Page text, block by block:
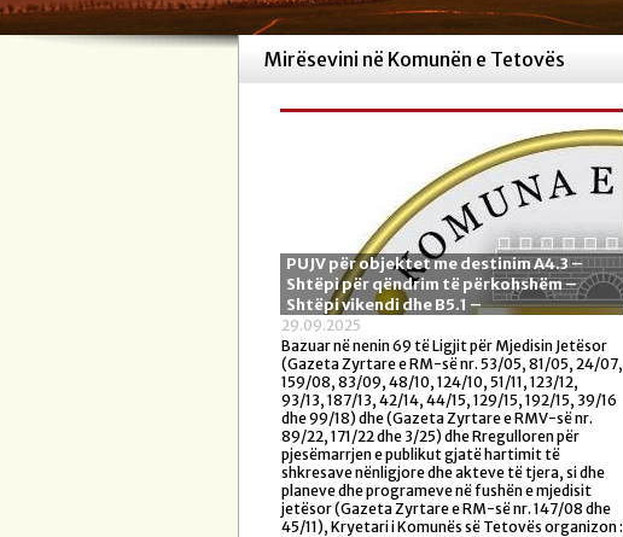
Mirësevini në Komunën e Tetovës
PUJV për objektet me destinim A4.3 –
Shtëpi për qëndrim të përkohshëm –
Shtëpi vikendi dhe B5.1 –
29.09.2025
Bazuar në nenin 69 të Ligjit për Mjedisin Jetësor
(Gazeta Zyrtare e RM-së nr. 53/05, 81/05, 24/07,
159/08, 83/09, 48/10, 124/10, 51/11, 123/12,
93/13, 187/13, 42/14, 44/15, 129/15, 192/15, 39/16
dhe 99/18) dhe (Gazeta Zyrtare e RMV-së nr.
89/22, 171/22 dhe 3/25) dhe Rregulloren për
pjesëmarrjen e publikut gjatë hartimit të
shkresave nënligjore dhe akteve të tjera, si dhe
planeve dhe programeve në fushën e mjedisit
jetësor (Gazeta Zyrtare e RM-së nr. 147/08 dhe
45/11), Kryetari i Komunës së Tetovës organizon :